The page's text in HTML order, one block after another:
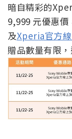
暗自精彩的
9,999 元優惠價
及Xperia官方
贈品數量有限，